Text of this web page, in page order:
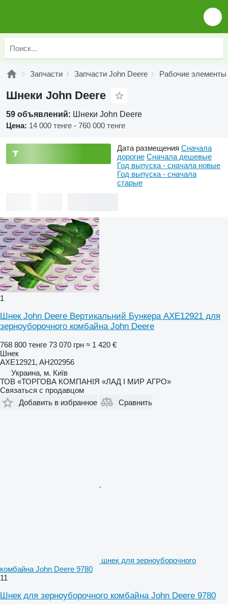
Запчасти Запчасти John Deere Рабочие элементы
Шнеки John Deere
59 объявлений: Шнеки John Deere
Цена: 14 000 тенге - 760 000 тенге
Дата размещения Сначала
дорогие Сначала дешевые
Год выпуска - сначала новые
Год выпуска - сначала
старые
1
Шнек John Deere Вертикальний Бункера AXE12921 для
зерноуборочного комбайна John Deere
768 800 тенге 73 070 грн ≈ 1 420 €
Шнек
AXE12921, AH202956
Украина, м. Київ
ТОВ «ТОРГОВА КОМПАНІЯ «ЛАД І МИР АГРО»
Связаться с продавцом
Добавить в избранное
Сравнить
шнек для зерноуборочного
комбайна John Deere 9780
11
Шнек для зерноуборочного комбайна John Deere 9780